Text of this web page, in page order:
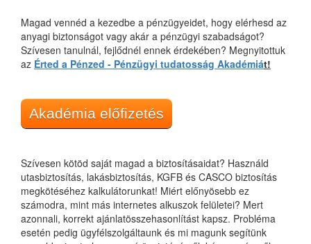
Magad vennéd a kezedbe a pénzügyeidet, hogy elérhesd az
anyagi biztonságot vagy akár a pénzügyi szabadságot?
Szívesen tanulnál, fejlődnél ennek érdekében? Megnyitottuk
az Érted a Pénzed - Pénzügyi tudatosság Akadémiát!
Akadémia előfizetés
Szívesen kötöd saját magad a biztosításaidat? Használd
utasbiztosítás, lakásbiztosítás, KGFB és CASCO biztosítás
megkötéséhez kalkulátorunkat! Miért előnyösebb ez
számodra, mint más internetes alkuszok felületei? Mert
azonnali, korrekt ajánlatösszehasonlítást kapsz. Probléma
esetén pedig ügyfélszolgáltaunk és mi magunk segítünk